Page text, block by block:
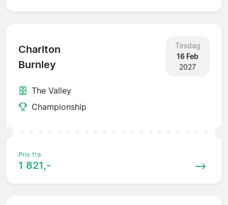
Charlton
Burnley
Tirsdag
16 Feb
2027
The Valley
Championship
Pris fra
1 821,-